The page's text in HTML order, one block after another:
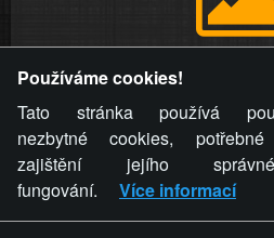
videa a komentáře. Osoba, které se
stránky týče, ani osoba, která
stránku, nemůže z důvodu
komentáře pro výše
provozovateli stránky žádný
nemajetkové
Používáme cookies!
Tato stránka používá
nezbytné cookies,
zajištění jejího
fungování.
Více informací